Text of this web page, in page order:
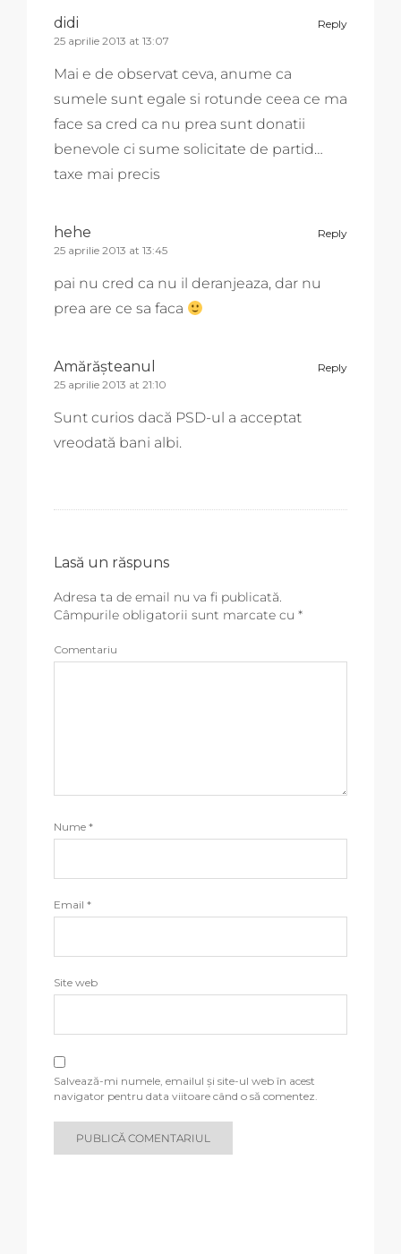
Reply
didi
25 aprilie 2013 at 13:07
Mai e de observat ceva, anume ca
sumele sunt egale si rotunde ceea ce ma
face sa cred ca nu prea sunt donatii
benevole ci sume solicitate de partid…
taxe mai precis
Reply
hehe
25 aprilie 2013 at 13:45
pai nu cred ca nu il deranjeaza, dar nu
prea are ce sa faca
Reply
Amărăşteanul
25 aprilie 2013 at 21:10
Sunt curios dacă PSD-ul a acceptat
vreodată bani albi.
Lasă un răspuns
Adresa ta de email nu va fi publicată.
Câmpurile obligatorii sunt marcate cu *
Comentariu
Nume *
Email *
Site web
Salvează-mi numele, emailul și site-ul web în acest
navigator pentru data viitoare când o să comentez.